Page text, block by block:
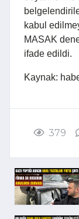
kabul
MASAK
ifade edildi.
Kaynak:
379